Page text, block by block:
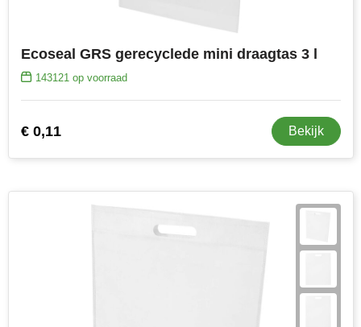
Ecoseal GRS gerecyclede mini draagtas 3 l
143121op voorraad
€ 0,11 Bekijk